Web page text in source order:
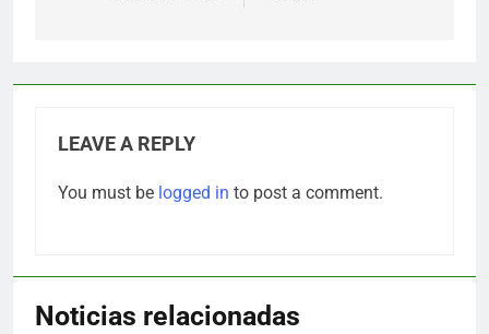
LEAVE A REPLY
You must be logged in to post a comment.
Noticias relacionadas